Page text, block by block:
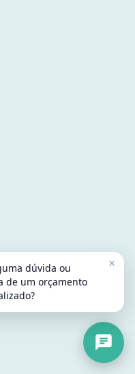
dúvida ou
de um orçamento
×